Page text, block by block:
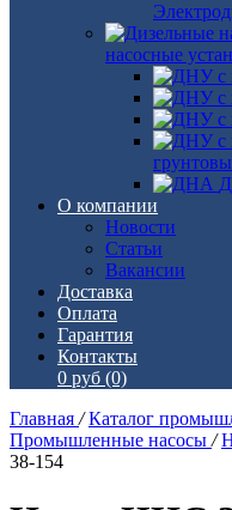
насосные
О компании
Новости
Статьи
Вакансии
Доставка
Оплата
Гарантия
Контакты
0 руб (0)
Главная / Каталог
Промышленные насосы /
38-154